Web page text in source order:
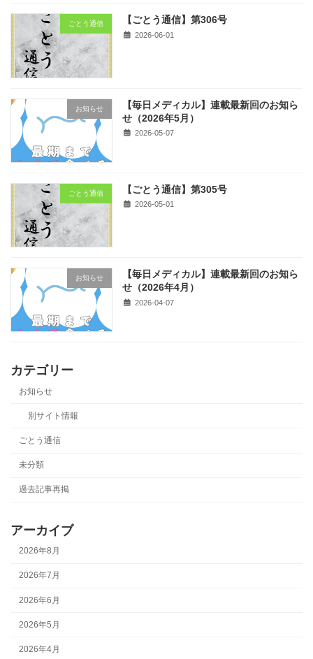
ごとう通信 【ごとう通信】第306号
2026-06-01
お知らせ
【毎日メディカル】連載最新回のお知ら
せ（2026年5月）
2026-05-07
ごとう通信 【ごとう通信】第305号
2026-05-01
お知らせ
【毎日メディカル】連載最新回のお知ら
せ（2026年4月）
2026-04-07
カテゴリー
お知らせ
別サイト情報
ごとう通信
未分類
過去記事再掲
アーカイブ
2026年8月
2026年7月
2026年6月
2026年5月
2026年4月